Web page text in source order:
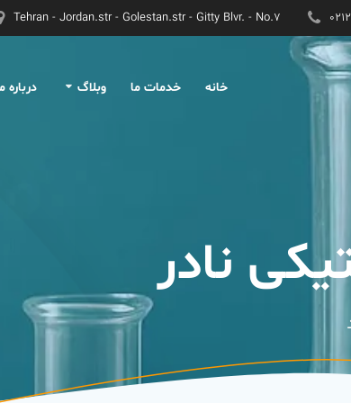
Tehran - Jordan.str - Golestan.str - Gitty Blvr. - No.7
خانه خدمات ما وبلاگ درباره
نادر